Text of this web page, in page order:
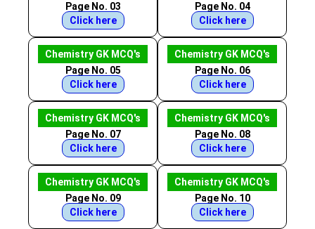
Page No. 03
Click here
Page No. 04
Click here
Chemistry GK MCQ's
Page No. 05
Click here
Chemistry GK MCQ's
Page No. 06
Click here
Chemistry GK MCQ's
Page No. 07
Click here
Chemistry GK MCQ's
Page No. 08
Click here
Chemistry GK MCQ's
Page No. 09
Click here
Chemistry GK MCQ's
Page No. 10
Click here